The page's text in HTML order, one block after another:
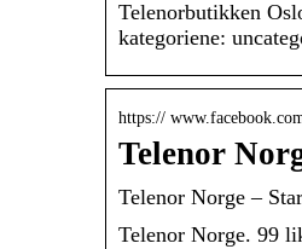
Telenorbutikken
kategoriene:
https://
Telenor
Telenor Norge –
Telenor Norge. 99